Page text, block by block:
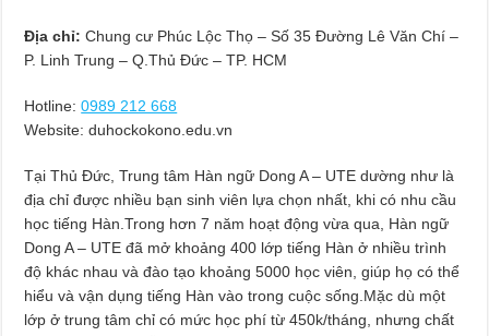
Địa chỉ: Chung cư Phúc Lộc Thọ – Số 35 Đường Lê Văn Chí –
P. Linh Trung – Q.Thủ Đức – TP. HCM
Hotline: 0989 212 668
Website: duhockokono.edu.vn
Tại Thủ Đức, Trung tâm Hàn ngữ Dong A – UTE dường như là
địa chỉ được nhiều bạn sinh viên lựa chọn nhất, khi có nhu cầu
học tiếng Hàn.Trong hơn 7 năm hoạt động vừa qua, Hàn ngữ
Dong A – UTE đã mở khoảng 400 lớp tiếng Hàn ở nhiều trình
độ khác nhau và đào tạo khoảng 5000 học viên, giúp họ có thể
hiểu và vận dụng tiếng Hàn vào trong cuộc sống.Mặc dù một
lớp ở trung tâm chỉ có mức học phí từ 450k/tháng, nhưng chất